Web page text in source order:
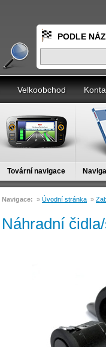
PODLE
Velkoobchod
Tovární navigace
Navigace: » Úvodní stránka »
Náhradní